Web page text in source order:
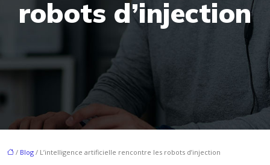
robots d’injection
/ Blog / L’intelligence artificielle rencontre les robots d’injection